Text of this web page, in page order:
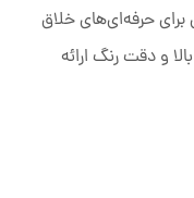
جدیدی برای حرفه‌ای‌های خلاق
و دقت رنگ ارائه